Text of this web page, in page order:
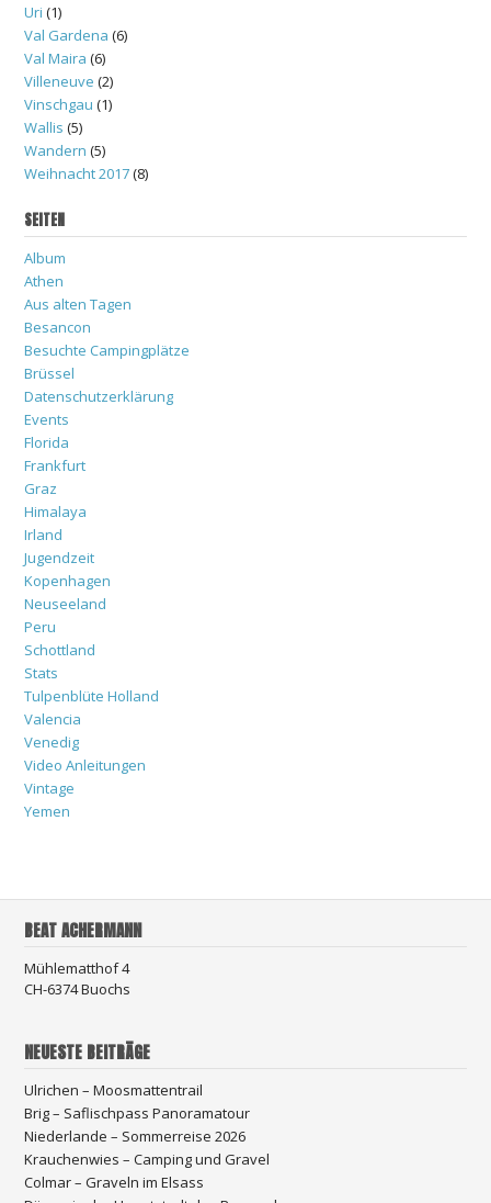
Uri (1)
Val Gardena (6)
Val Maira (6)
Villeneuve (2)
Vinschgau (1)
Wallis (5)
Wandern (5)
Weihnacht 2017(8)
SEITEN
Album
Athen
Aus alten Tagen
Besancon
Besuchte Campingplätze
Brüssel
Datenschutzerklärung
Events
Florida
Frankfurt
Graz
Himalaya
Irland
Jugendzeit
Kopenhagen
Neuseeland
Peru
Schottland
Stats
Tulpenblüte Holland
Valencia
Venedig
Video Anleitungen
Vintage
Yemen
BEAT ACHERMANN
Mühlematthof 4
CH-6374 Buochs
NEUESTE BEITRÄGE
Ulrichen – Moosmattentrail
Brig – Saflischpass Panoramatour
Niederlande – Sommerreise 2026
Krauchenwies – Camping und Gravel
Colmar – Graveln im Elsass